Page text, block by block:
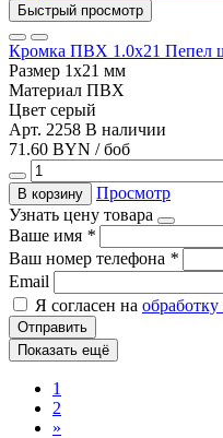
Быстрый просмотр
Кромка ПВХ 1.0х21 Пепел
Размер 1х21 мм
Материал ПВХ
Цвет серый
Арт. 2258 В наличии
71.60 BYN / боб
В корзину
Просмотр
Узнать цену товара
Ваше имя *
Ваш номер телефона *
Email
Я согласен на
Отправить
Показать ещё
1
2
»